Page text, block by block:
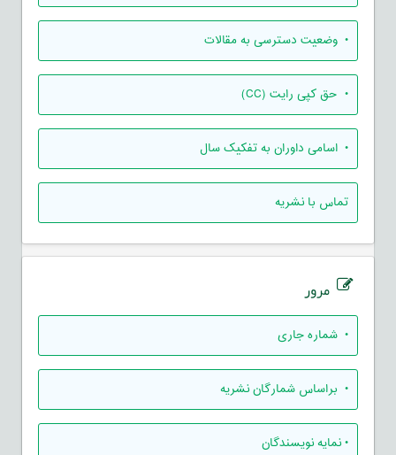
• وضعیت دسترسی به مقالات
• حق کپی رایت (CC)
• اسامی داوران به تفکیک سال
تماس با نشریه
مرور
• شماره جاری
• براساس شمارگان نشریه
•نمایه نویسندگان